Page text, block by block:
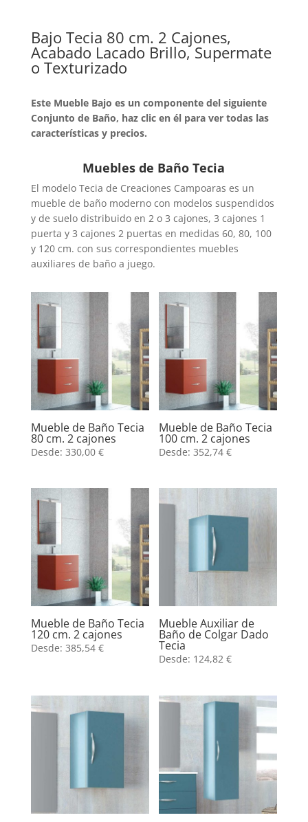
Bajo Tecia 80 cm. 2 Cajones,
Acabado Lacado Brillo, Supermate
o Texturizado
Este Mueble Bajo es un componente del siguiente
Conjunto de Baño, haz clic en él para ver todas las
características y precios.
Muebles de Baño Tecia
El modelo Tecia de Creaciones Campoaras es un
mueble de baño moderno con modelos suspendidos
y de suelo distribuido en 2 o 3 cajones, 3 cajones 1
puerta y 3 cajones 2 puertas en medidas 60, 80, 100
y 120 cm. con sus correspondientes muebles
auxiliares de baño a juego.
Mueble de Baño Tecia
80 cm. 2 cajones
Desde: 330,00 €
Mueble de Baño Tecia
100 cm. 2 cajones
Desde:352,74€
Mueble de Baño Tecia
120 cm. 2 cajones
Desde: 385,54 €
Mueble Auxiliar de
Baño de Colgar Dado
Tecia
Desde: 124,82€